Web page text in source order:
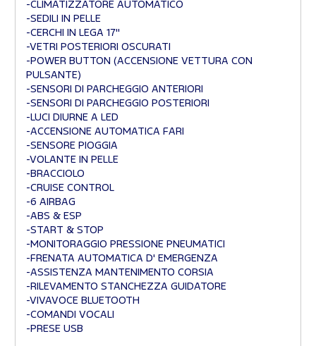
-CLIMATIZZATORE AUTOMATICO
-SEDILI IN PELLE
-CERCHI IN LEGA 17"
-VETRI POSTERIORI OSCURATI
-POWER BUTTON (ACCENSIONE VETTURA CON
PULSANTE)
-SENSORI DI PARCHEGGIO ANTERIORI
-SENSORI DI PARCHEGGIO POSTERIORI
-LUCI DIURNE A LED
-ACCENSIONE AUTOMATICA FARI
-SENSORE PIOGGIA
-VOLANTE IN PELLE
-BRACCIOLO
-CRUISE CONTROL
-6 AIRBAG
-ABS & ESP
-START & STOP
-MONITORAGGIO PRESSIONE PNEUMATICI
-FRENATA AUTOMATICA D' EMERGENZA
-ASSISTENZA MANTENIMENTO CORSIA
-RILEVAMENTO STANCHEZZA GUIDATORE
-VIVAVOCE BLUETOOTH
-COMANDI VOCALI
-PRESE USB